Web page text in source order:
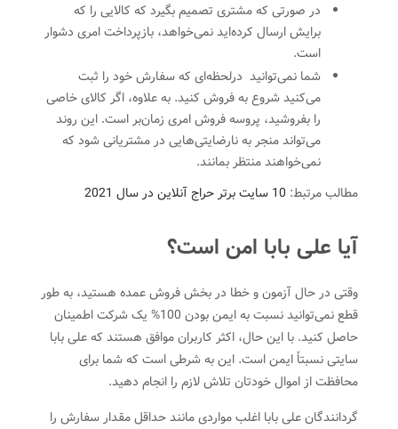
در صورتی که مشتری تصمیم بگیرد که کالایی را که
برایش ارسال کرده‌اید نمی‌خواهد، بازپرداخت امری دشوار
است.
شما نمی‌توانید درلحظه‌ای که سفارش خود را ثبت
می‌کنید شروع به فروش کنید. به علاوه، اگر کالای خاصی
را بفروشید، پروسه فروش امری زمان‌‌بر است. این روند
می‌تواند منجر به نارضایتی‌هایی در مشتریانی شود که
نمی‌خواهند منتظر بمانند.
مطالب مرتبط: 10 سایت برتر حراج آنلاین در سال 2021
آیا علی بابا امن است؟
وقتی در حال آزمون و خطا در بخش فروش عمده هستید، به طور
قطع نمی‌توانید نسبت به ایمن بودن 100% یک شرکت اطمینان
حاصل کنید. با این حال، اکثر کاربران موافق هستند که علی بابا
سایتی نسبتاً ایمن است. این به شرطی است که شما برای
محافظت از اموال خودتان تلاش لازم را انجام دهید.
گردانندگان علی بابا اغلب مواردی مانند حداقل مقدار سفارش را